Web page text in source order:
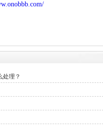
处理？